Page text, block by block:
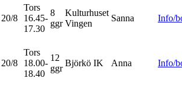
20/8
Tors
16.45-
17.30
8
ggr
Kulturhuset
Vingen
Sanna Info/
20/8
Tors
18.00-
18.40
12
ggr
Björkö IK Anna Info/